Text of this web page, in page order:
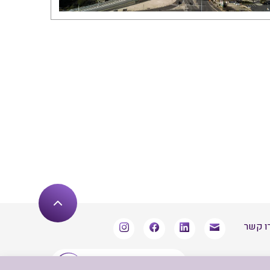
קשר